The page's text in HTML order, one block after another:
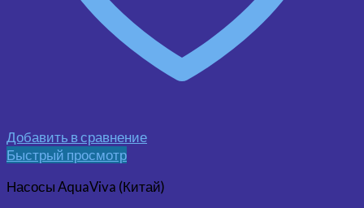
Добавить в сравнение
Быстрый просмотр
Насосы AquaViva (Китай)